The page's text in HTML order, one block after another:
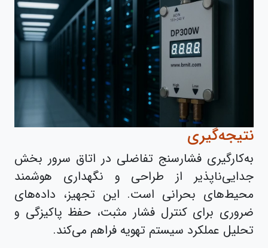
نتیجه‌گیری
به‌کارگیری فشارسنج تفاضلی در اتاق سرور بخش
جدایی‌ناپذیر از طراحی و نگهداری هوشمند
محیط‌های بحرانی است. این تجهیز، داده‌های
ضروری برای کنترل فشار مثبت، حفظ پاکیزگی و
تحلیل عملکرد سیستم تهویه فراهم می‌کند.